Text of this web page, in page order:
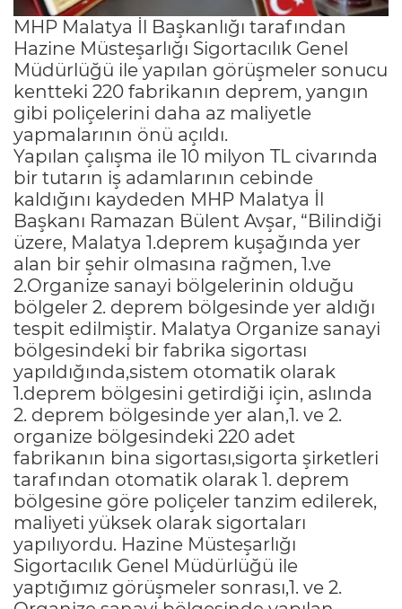
MHP Malatya İl Başkanlığı tarafından
Hazine Müsteşarlığı Sigortacılık Genel
Müdürlüğü ile yapılan görüşmeler sonucu
kentteki 220 fabrikanın deprem, yangın
gibi poliçelerini daha az maliyetle
yapmalarının önü açıldı.
Yapılan çalışma ile 10 milyon TL civarında
bir tutarın iş adamlarının cebinde
kaldığını kaydeden MHP Malatya İl
Başkanı Ramazan Bülent Avşar, “Bilindiği
üzere, Malatya 1.deprem kuşağında yer
alan bir şehir olmasına rağmen, 1.ve
2.Organize sanayi bölgelerinin olduğu
bölgeler 2. deprem bölgesinde yer aldığı
tespit edilmiştir. Malatya Organize sanayi
bölgesindeki bir fabrika sigortası
yapıldığında,sistem otomatik olarak
1.deprem bölgesini getirdiği için, aslında
2. deprem bölgesinde yer alan,1. ve 2.
organize bölgesindeki 220 adet
fabrikanın bina sigortası,sigorta şirketleri
tarafından otomatik olarak 1. deprem
bölgesine göre poliçeler tanzim edilerek,
maliyeti yüksek olarak sigortaları
yapılıyordu. Hazine Müsteşarlığı
Sigortacılık Genel Müdürlüğü ile
yaptığımız görüşmeler sonrası,1. ve 2.